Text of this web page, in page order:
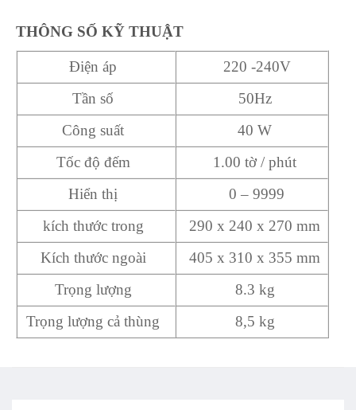
THÔNG SỐ KỸ THUẬT
Điện áp
220 -240V
Tần số
50Hz
Công suất
40 W
Tốc độ đếm
1.00 tờ / phút
Hiển thị
0 – 9999
kích thước trong
290 x 240 x 270 mm
Kích thước ngoài
405 x 310 x 355 mm
Trọng lượng
8.3 kg
Trọng lượng cả thùng
8,5 kg